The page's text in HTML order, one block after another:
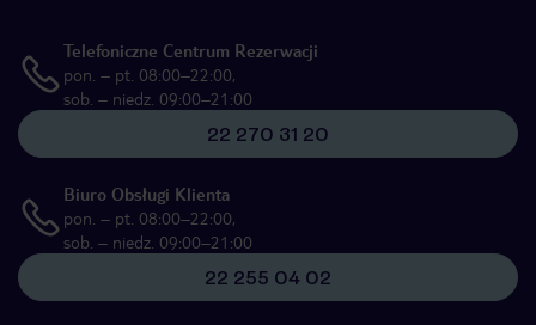
Telefoniczne Centrum Rezerwacji
pon. – pt. 08:00–22:00,
sob. – niedz. 09:00–21:00
22 270 31 20
Biuro Obsługi Klienta
pon. – pt. 08:00–22:00,
sob. – niedz. 09:00–21:00
22 255 04 02